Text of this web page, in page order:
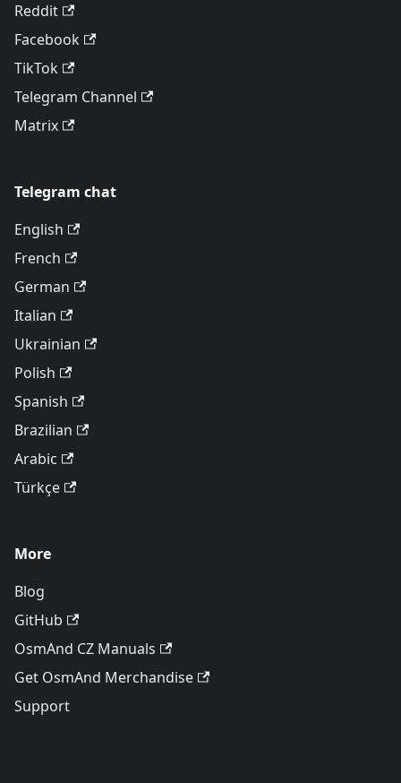
Reddit
Facebook
TikTok
Telegram Channel
Matrix
Telegram chat
English
French
German
Italian
Ukrainian
Polish
Spanish
Brazilian
Arabic
Türkçe
More
Blog
GitHub
OsmAnd CZ Manuals
Get OsmAnd Merchandise
Support